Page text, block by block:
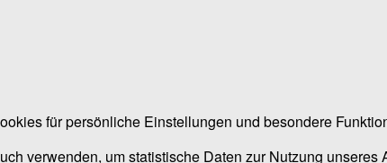
für persönliche Einstellungen und besondere
verwenden, um statistische Daten zur Nutzung